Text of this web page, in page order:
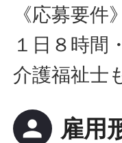
《応募要件》
１日８時間
介護福祉士
person 雇用